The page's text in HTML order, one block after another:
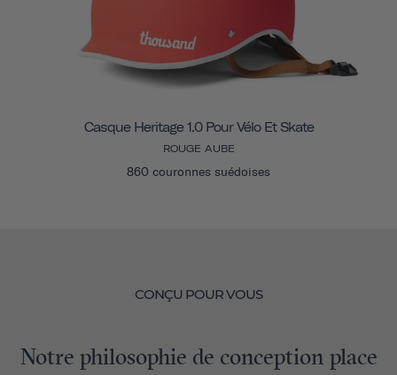
Casque Heritage 1.0 Pour Vélo Et Skate
ROUGE AUBE
860 couronnes suédoises
CONÇU POUR VOUS
Notre philosophie de conception place